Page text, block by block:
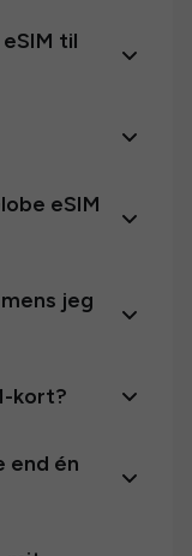
til
eSIM
jeg
kort?
end én